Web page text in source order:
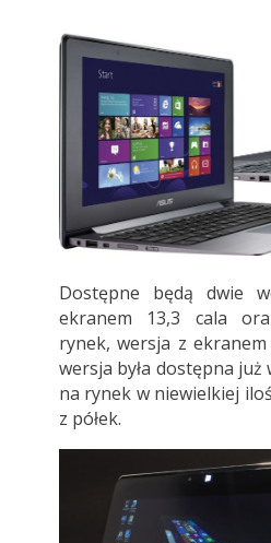
Dostępne będą dwie
ekranem 13,3 cala
rynek, wersja z
wersja była dostępna już
na rynek w niewielkiej
z półek.